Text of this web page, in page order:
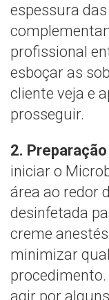
espessura
profissional
esboçar as
cliente veja e
prosseguir.
2.
iniciar o
área ao redor
desinfetada
creme
minimizar
agir por